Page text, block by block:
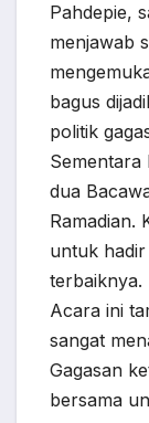
Pahdepie,
menjawab
bagus
politik
Sementara
dua
Ramadian.
untuk
terbaiknya.
Acara ini
sangat
Gagasan
bersama